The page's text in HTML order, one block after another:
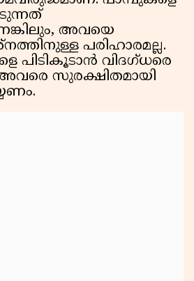
അവയെ
പരിഹാരമല്ല.
പിടികൂടാന്‍ വിദഗ്ധരെ
സുരക്ഷിതമായി